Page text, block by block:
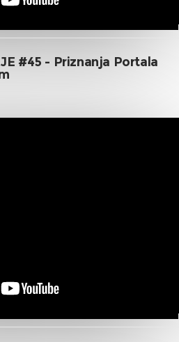
#45 - Priznanja Portala